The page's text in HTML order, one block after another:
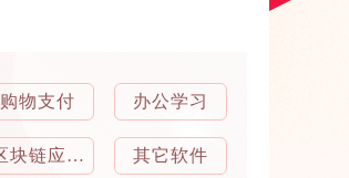
购物支付 办公学习
区块链应用 其它软件